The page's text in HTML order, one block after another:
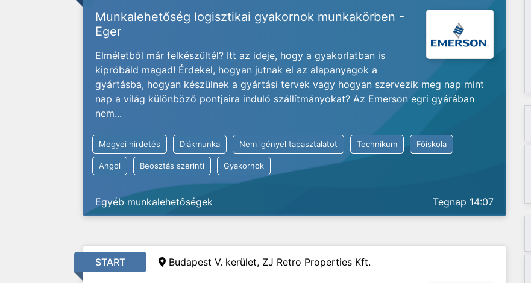
Munkalehetőség logisztikai gyakornok munkakörben -
Eger
Elméletből már felkészültél? Itt az ideje, hogy a gyakorlatban is
kipróbáld magad! Érdekel, hogyan jutnak el az alapanyagok a
gyártásba, hogyan készülnek a gyártási tervek vagy hogyan szervezik meg nap mint
nap a világ különböző pontjaira induló szállítmányokat? Az Emerson egri gyárában
nem...
Megyei hirdetés Diákmunka Nem igényel tapasztalatot Technikum Főiskola
Angol Beosztás szerinti Gyakornok
Egyéb munkalehetőségek Tegnap 14:07
START Budapest V. kerület, ZJ Retro Properties Kft.